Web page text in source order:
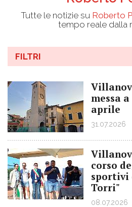
Tutte le notizie su Roberto
tempo reale dalla
FILTRI
messa
aprile
31.07.2026
corso
sportivi
Torri"
08.07.2026